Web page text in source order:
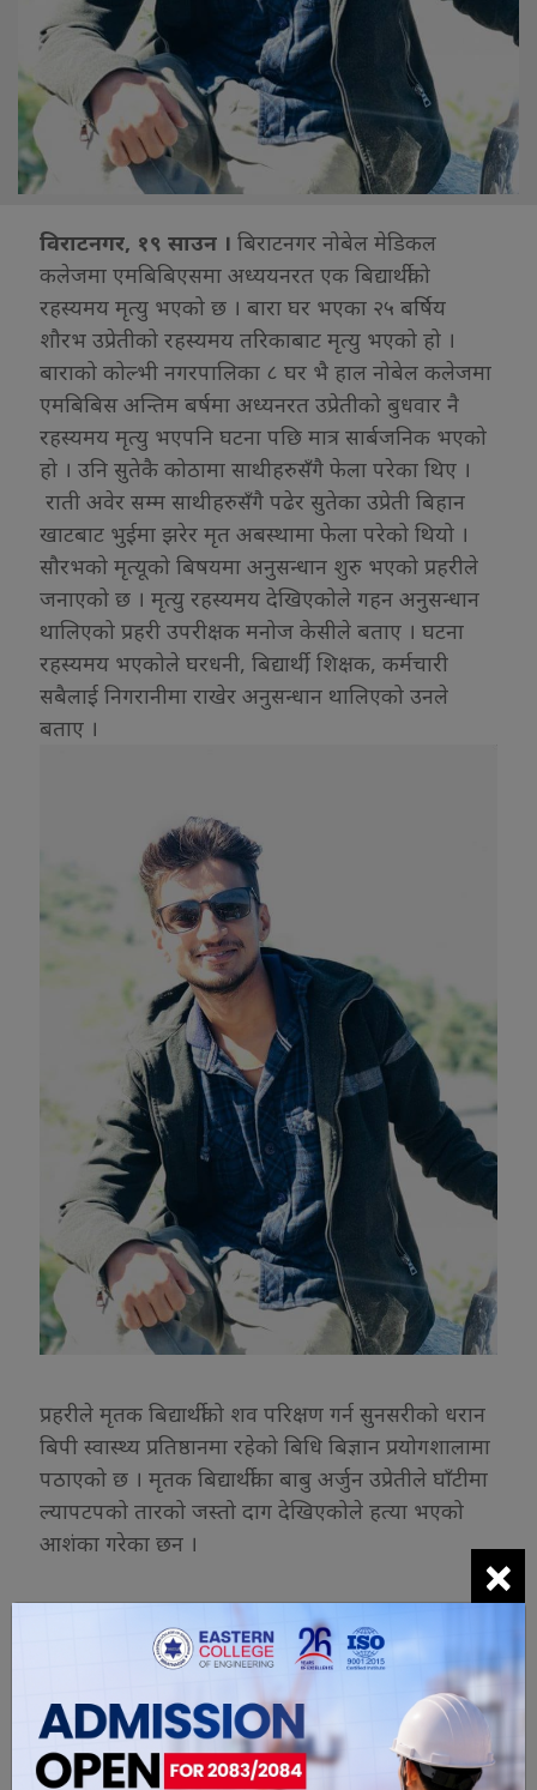
विराटनगर, १९ साउन । बिराटनगर नोबेल मेडिकल
कलेजमा एमबिबिएसमा अध्ययनरत एक बिद्यार्थीको
रहस्यमय मृत्यु भएको छ । बारा घर भएका २५ बर्षिय
शौरभ उप्रेतीको रहस्यमय तरिकाबाट मृत्यु भएको हो ।
बाराको कोल्भी नगरपालिका ८ घर भै हाल नोबेल कलेजमा
एमबिबिस अन्तिम बर्षमा अध्यनरत उप्रेतीको बुधवार नै
रहस्यमय मृत्यु भएपनि घटना पछि मात्र सार्बजनिक भएको
हो । उनि सुतेकै कोठामा साथीहरुसँगै फेला परेका थिए ।
राती अवेर सम्म साथीहरुसँगै पढेर सुतेका उप्रेती बिहान
खाटबाट भुईमा झरेर मृत अबस्थामा फेला परेको थियो ।
सौरभको मृत्यूको बिषयमा अनुसन्धान शुरु भएको प्रहरीले
जनाएको छ । मृत्यु रहस्यमय देखिएकोले गहन अनुसन्धान
थालिएको प्रहरी उपरीक्षक मनोज केसीले बताए । घटना
रहस्यमय भएकोले घरधनी, बिद्यार्थी, शिक्षक, कर्मचारी
सबैलाई निगरानीमा राखेर अनुसन्धान थालिएको उनले
बताए ।
प्रहरीले मृतक बिद्यार्थीको शव परिक्षण गर्न सुनसरीको धरान
बिपी स्वास्थ्य प्रतिष्ठानमा रहेको बिधि बिज्ञान प्रयोगशालामा
पठाएको छ । मृतक बिद्यार्थीका बाबु अर्जुन उप्रेतीले घाँटीमा
ल्यापटपको तारको जस्तो दाग देखिएकोले हत्या भएको
आशंका गरेका छन ।
यो खबर पढेर तपाईलाई कस्तो महसुस
भयो ?
×